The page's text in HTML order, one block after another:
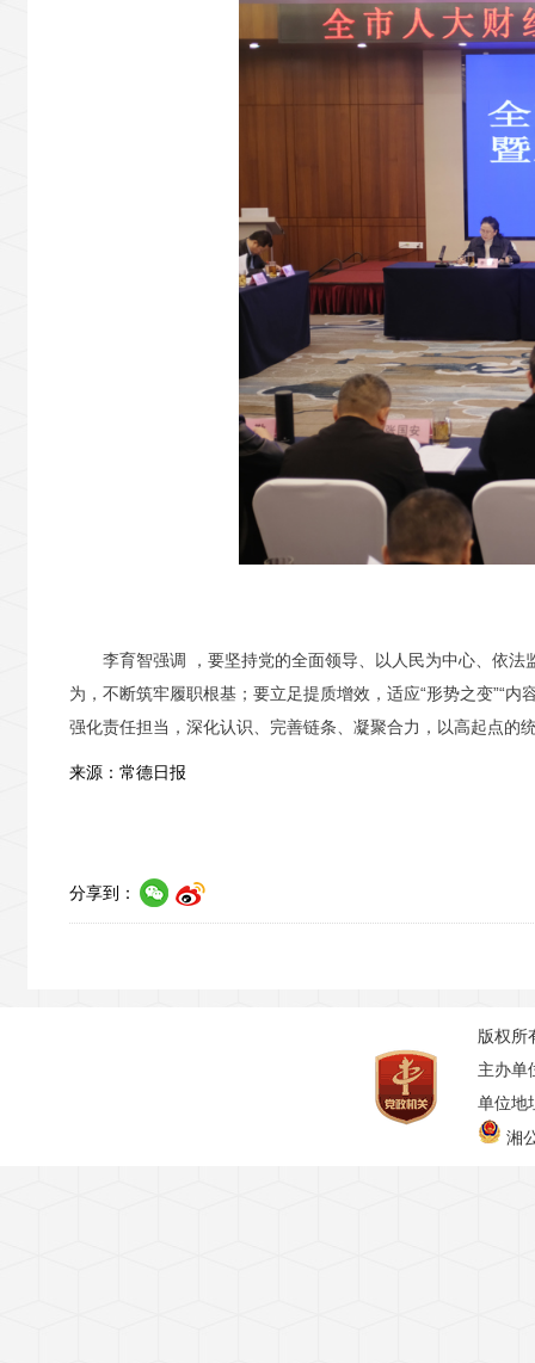
李育智强调 ，要坚持党的全面领导、以人民为中心、依
为，不断筑牢履职根基；要立足提质增效，适应“形势之变”“
强化责任担当，深化认识、完善链条、凝聚合力，以高起点的
来源：常德日报
分享到：
版权所
主办单
单位地
湘